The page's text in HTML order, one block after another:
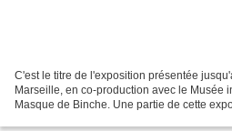
C'est le titre de l'exposition présentée
Marseille, en co-production avec le Musée
Masque de Binche. Une partie de cette